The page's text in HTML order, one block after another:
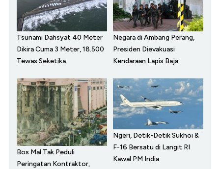
Tsunami Dahsyat 40 Meter
Dikira Cuma 3 Meter, 18.500
Tewas Seketika
Negara di Ambang Perang,
Presiden Dievakuasi
Kendaraan Lapis Baja
Bos Mal Tak Peduli
Peringatan Kontraktor,
Ngeri, Detik-Detik Sukhoi &
F-16 Bersatu di Langit RI
Kawal PM India